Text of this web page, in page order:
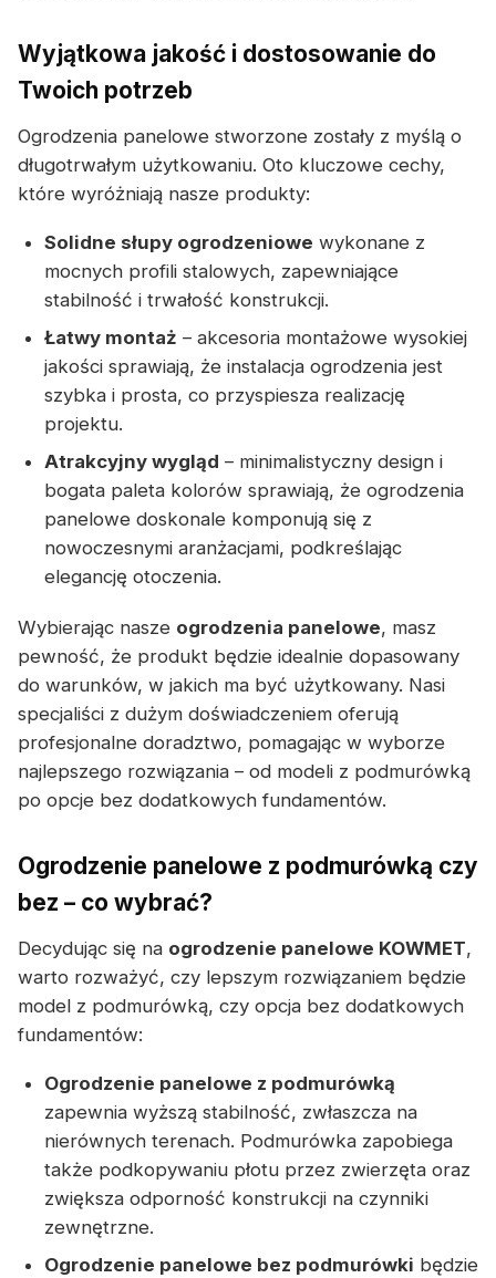
Wyjątkowa jakość i dostosowanie do
Twoich potrzeb
Ogrodzenia panelowe stworzone zostały z myślą o
długotrwałym użytkowaniu. Oto kluczowe cechy,
które wyróżniają nasze produkty:
Solidne słupy ogrodzeniowe wykonane z
mocnych profili stalowych, zapewniające
stabilność i trwałość konstrukcji.
Łatwy montaż – akcesoria montażowe wysokiej
jakości sprawiają, że instalacja ogrodzenia jest
szybka i prosta, co przyspiesza realizację
projektu.
Atrakcyjny wygląd – minimalistyczny design i
bogata paleta kolorów sprawiają, że ogrodzenia
panelowe doskonale komponują się z
nowoczesnymi aranżacjami, podkreślając
elegancję otoczenia.
Wybierając nasze ogrodzenia panelowe, masz
pewność, że produkt będzie idealnie dopasowany
do warunków, w jakich ma być użytkowany. Nasi
specjaliści z dużym doświadczeniem oferują
profesjonalne doradztwo, pomagając w wyborze
najlepszego rozwiązania – od modeli z podmurówką
po opcje bez dodatkowych fundamentów.
Ogrodzenie panelowe z podmurówką czy
bez – co wybrać?
Decydując się na ogrodzenie panelowe KOWMET,
warto rozważyć, czy lepszym rozwiązaniem będzie
model z podmurówką, czy opcja bez dodatkowych
fundamentów:
Ogrodzenie panelowe z podmurówką
zapewnia wyższą stabilność, zwłaszcza na
nierównych terenach. Podmurówka zapobiega
także podkopywaniu płotu przez zwierzęta oraz
zwiększa odporność konstrukcji na czynniki
zewnętrzne.
Ogrodzenie panelowe bez podmurówki będzie